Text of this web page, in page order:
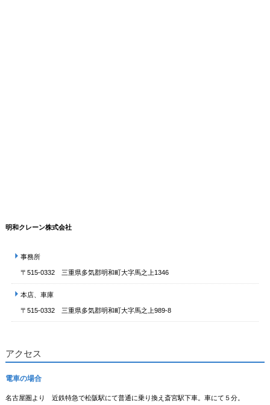
明和クレーン株式会社
事務所
〒515-0332 三重県多気郡明和町大字馬之上1346
本店、車庫
〒515-0332 三重県多気郡明和町大字馬之上989-8
アクセス
電車の場合
名古屋圏より 近鉄特急で松阪駅にて普通に乗り換え斎宮駅下車。車にて５分。